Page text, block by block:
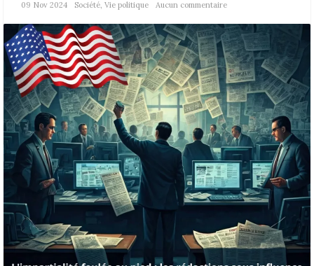
09 Nov 2024 Société, Vie politique Aucun commentaire